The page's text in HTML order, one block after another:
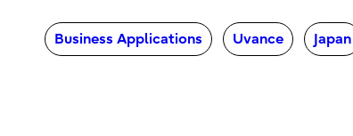
Business Applications Uvance Japan